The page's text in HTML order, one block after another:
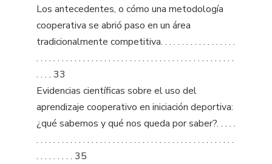
Los antecedentes, o cómo una metodología
cooperativa se abrió paso en un área
tradicionalmente competitiva. . . . . . . . . . . . . . . . . .
. . . . . . . . . . . . . . . . . . . . . . . . . . . . . . . . . . . . . . . . . . . . . . .
. . . . 33
Evidencias científicas sobre el uso del
aprendizaje cooperativo en iniciación deportiva:
¿qué sabemos y qué nos queda por saber?. . . . .
. . . . . . . . . . . . . . . . . . . . . . . . . . . . . . . . . . . . . . . . . . . . . . .
. . . . . . . . . 35